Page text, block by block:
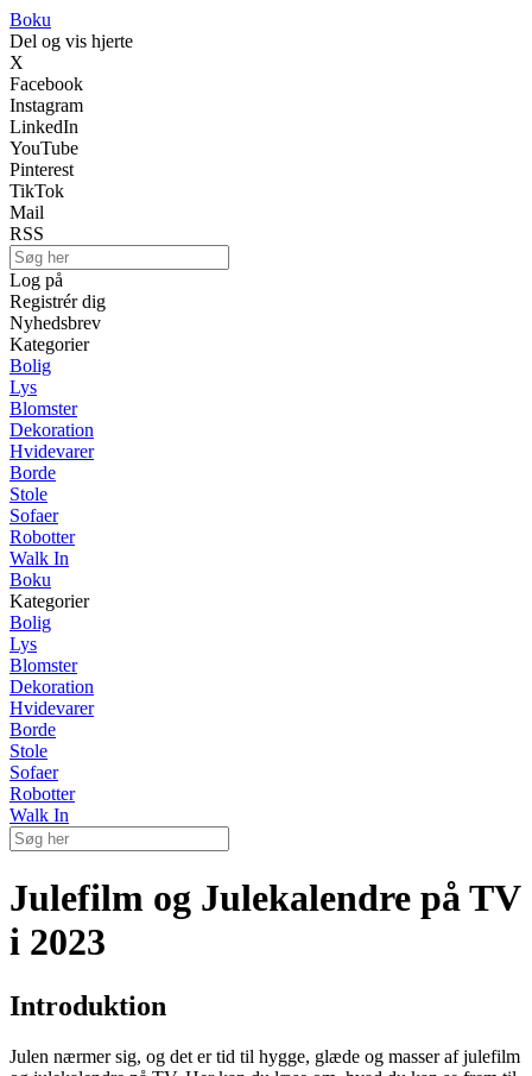
Boku
Del og vis hjerte
X
Facebook
Instagram
LinkedIn
YouTube
Pinterest
TikTok
Mail
RSS
Log på
Registrér dig
Nyhedsbrev
Kategorier
Bolig
Lys
Blomster
Dekoration
Hvidevarer
Borde
Stole
Sofaer
Robotter
Walk In
Boku
Kategorier
Bolig
Lys
Blomster
Dekoration
Hvidevarer
Borde
Stole
Sofaer
Robotter
Walk In
Julefilm og Julekalendre på TV
i 2023
Introduktion
Julen nærmer sig, og det er tid til hygge, glæde og masser af julefilm